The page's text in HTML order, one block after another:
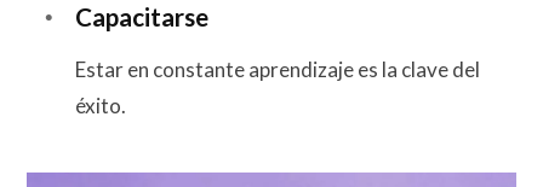
Capacitarse
Estar en constante aprendizaje es la clave del
éxito.